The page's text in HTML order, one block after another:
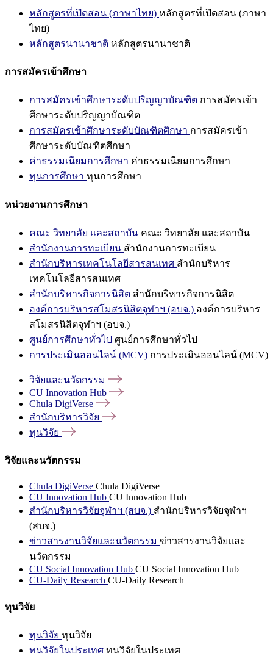
หลักสูตรที่เปิดสอน (ภาษาไทย) หลักสูตรที่เปิดสอน (ภาษา
ไทย)
หลักสูตรนานาชาติ หลักสูตรนานาชาติ
การสมัครเข้าศึกษา
การสมัครเข้าศึกษาระดับปริญญาบัณฑิต การสมัครเข้า
ศึกษาระดับปริญญาบัณฑิต
การสมัครเข้าศึกษาระดับบัณฑิตศึกษา การสมัครเข้า
ศึกษาระดับบัณฑิตศึกษา
ค่าธรรมเนียมการศึกษา ค่าธรรมเนียมการศึกษา
ทุนการศึกษา ทุนการศึกษา
หน่วยงานการศึกษา
คณะ วิทยาลัย และสถาบัน คณะ วิทยาลัย และสถาบัน
สำนักงานการทะเบียน สำนักงานการทะเบียน
สำนักบริหารเทคโนโลยีสารสนเทศ สำนักบริหาร
เทคโนโลยีสารสนเทศ
สำนักบริหารกิจการนิสิต สำนักบริหารกิจการนิสิต
องค์การบริหารสโมสรนิสิตจุฬาฯ (อบจ.) องค์การบริหาร
สโมสรนิสิตจุฬาฯ (อบจ.)
ศูนย์การศึกษาทั่วไป ศูนย์การศึกษาทั่วไป
การประเมินออนไลน์ (MCV) การประเมินออนไลน์ (MCV)
วิจัยและนวัตกรรม
CU Innovation Hub
Chula DigiVerse
สำนักบริหารวิจัย
ทุนวิจัย
วิจัยและนวัตกรรม
Chula DigiVerse Chula DigiVerse
CU Innovation Hub CU Innovation Hub
สำนักบริหารวิจัยจุฬาฯ (สบจ.) สำนักบริหารวิจัยจุฬาฯ
(สบจ.)
ข่าวสารงานวิจัยและนวัตกรรม ข่าวสารงานวิจัยและ
นวัตกรรม
CU Social Innovation Hub CU Social Innovation Hub
CU-Daily Research CU-Daily Research
ทุนวิจัย
ทุนวิจัย ทุนวิจัย
ทุนวิจัยในประเทศ ทุนวิจัยในประเทศ